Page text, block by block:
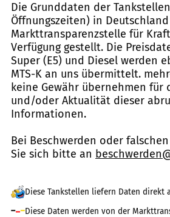
Die Grunddaten der
Öffnungszeiten) in
Markttransparenzstelle für
Verfügung gestellt. Die
Super (E5) und Diesel werden
MTS-K an uns übermittelt.
keine Gewähr übernehmen für
und/oder Aktualität dieser
Informationen.
Bei Beschwerden oder
Sie sich bitte an
Diese Tankstellen liefern Daten direkt
Diese Daten werden von der